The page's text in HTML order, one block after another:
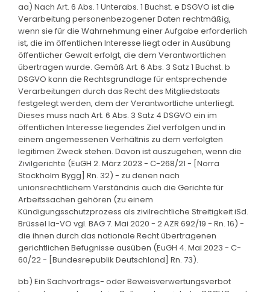
aa) Nach Art. 6 Abs. 1 Unterabs. 1 Buchst. e DSGVO ist die
Verarbeitung personenbezogener Daten rechtmäßig,
wenn sie für die Wahrnehmung einer Aufgabe erforderlich
ist, die im öffentlichen Interesse liegt oder in Ausübung
öffentlicher Gewalt erfolgt, die dem Verantwortlichen
übertragen wurde. Gemäß Art. 6 Abs. 3 Satz 1 Buchst. b
DSGVO kann die Rechtsgrundlage für entsprechende
Verarbeitungen durch das Recht des Mitgliedstaats
festgelegt werden, dem der Verantwortliche unterliegt.
Dieses muss nach Art. 6 Abs. 3 Satz 4 DSGVO ein im
öffentlichen Interesse liegendes Ziel verfolgen und in
einem angemessenen Verhältnis zu dem verfolgten
legitimen Zweck stehen. Davon ist auszugehen, wenn die
Zivilgerichte (EuGH 2. März 2023 - C-268/21 - [Norra
Stockholm Bygg] Rn. 32) - zu denen nach
unionsrechtlichem Verständnis auch die Gerichte für
Arbeitssachen gehören (zu einem
Kündigungsschutzprozess als zivilrechtliche Streitigkeit iSd.
Brüssel Ia-VO vgl. BAG 7. Mai 2020 - 2 AZR 692/19 - Rn. 16) -
die ihnen durch das nationale Recht übertragenen
gerichtlichen Befugnisse ausüben (EuGH 4. Mai 2023 - C-
60/22 - [Bundesrepublik Deutschland] Rn. 73).
bb) Ein Sachvortrags- oder Beweisverwertungsverbot